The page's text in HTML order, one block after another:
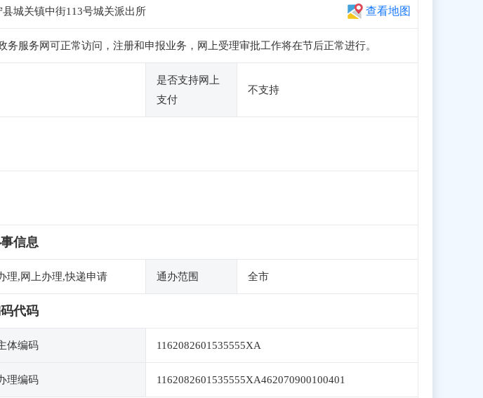
城关镇中街113号城关派出所 查看地图
服务网可正常访问，注册和申报业务，网上受理审批工作将在节后正常进行。
是否支持网上
支付
不支持
信息
理,网上办理,快递申请 通办范围 全市
代码
体编码 1162082601535555XA
理编码 1162082601535555XA462070900100401